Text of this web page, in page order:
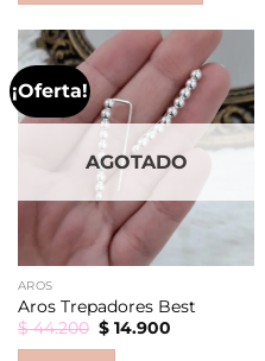
¡Oferta!
AGOTADO
AROS
Aros Trepadores Best
$44.200 Original
price
$14.900Current